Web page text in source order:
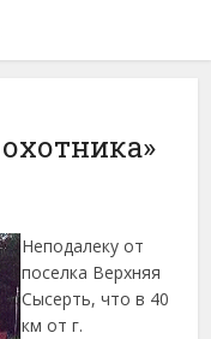
Неподалеку от
поселка Верхняя
Сысерть, что в 40
км от г.